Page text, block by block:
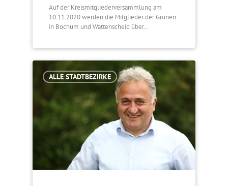
Auf der Kreismitgliederversammlung am
10.11.2020 werden die Mitglieder der Grünen
in Bochum und Wattenscheid über…
ALLE STADTBEZIRKE